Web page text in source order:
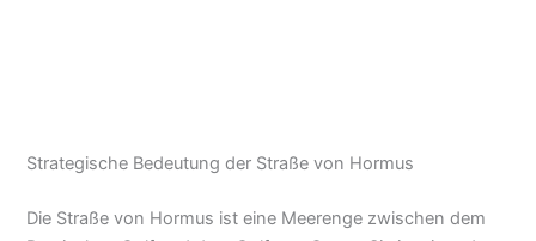
Strategische Bedeutung der Straße von Hormus
Die Straße von Hormus ist eine Meerenge zwischen dem